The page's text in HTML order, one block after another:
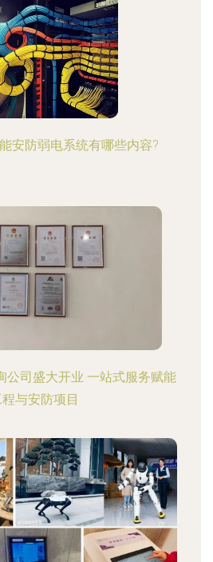
安防弱电系统有哪些内容?
公司盛大开业 一站式服务赋能
与安防项目